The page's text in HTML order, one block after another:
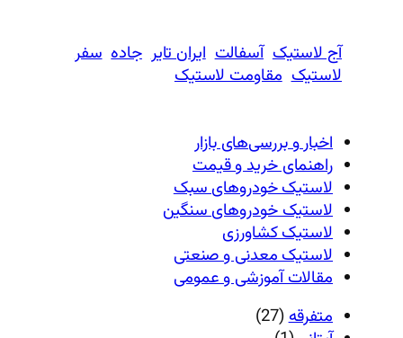
آج لاستیک آسفالت ایران تایر جاده سفر
لاستیک مقاومت لاستیک
اخبار و بررسی‌های بازار
راهنمای خرید و قیمت
لاستیک خودروهای سبک
لاستیک خودروهای سنگین
لاستیک کشاورزی
لاستیک معدنی و صنعتی
مقالات آموزشی و عمومی
متفرقه 27
2